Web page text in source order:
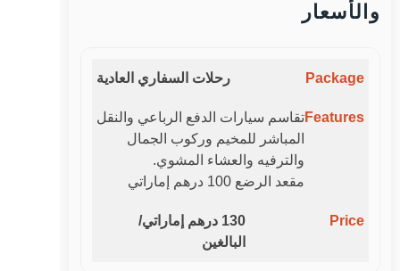
والأسعار
رحلات السفاري العادية
تقاسم سيارات الدفع الرباعي والنقل
المباشر للمخيم وركوب الجمال
والترفيه والعشاء المشوي.
مقعد الرضع 100 درهم إماراتي
130 درهم إماراتي/
البالغين